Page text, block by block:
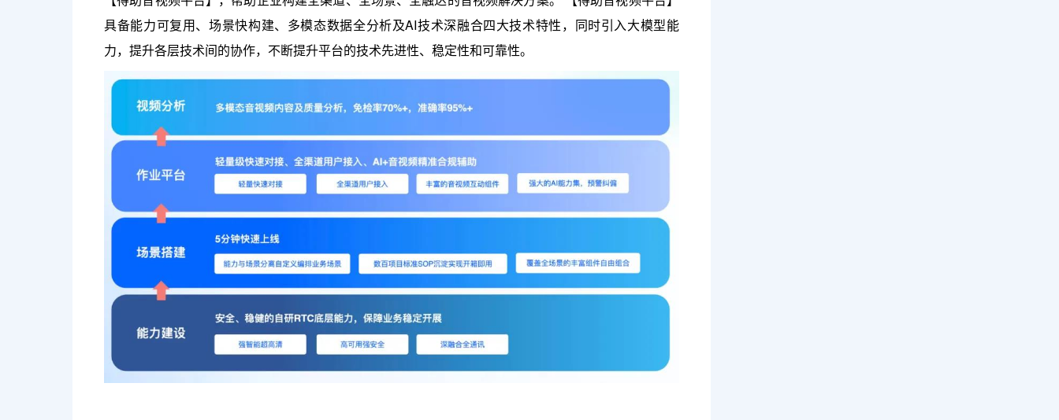
具备能力可复用、场景快构建、多模态数据全分析及AI技术深融合四大技术特性，同时引入大模型能
力，提升各层技术间的协作，不断提升平台的技术先进性、稳定性和可靠性。